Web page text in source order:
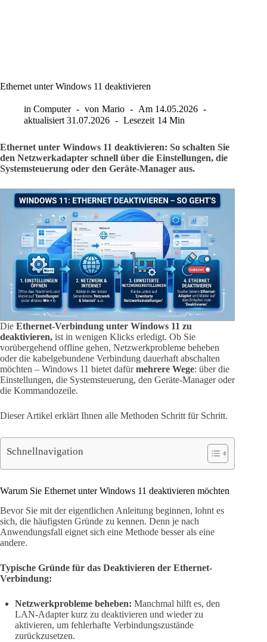
Ethernet unter Windows 11 deaktivieren
in Computer von Mario Am 14.05.2026
aktualisiert 31.07.2026 Lesezeit 14 Min
Ethernet unter Windows 11 deaktivieren: So schalten Sie
den Netzwerkadapter schnell über die Einstellungen, die
Systemsteuerung oder den Geräte-Manager aus.
Die Ethernet-Verbindung unter Windows 11 zu
deaktivieren, ist in wenigen Klicks erledigt. Ob Sie
vorübergehend offline gehen, Netzwerkprobleme beheben
oder die kabelgebundene Verbindung dauerhaft abschalten
möchten – Windows 11 bietet dafürmehrere Wege: über die
Einstellungen, die Systemsteuerung, den Geräte-Manager oder
die Kommandozeile.
Dieser Artikel erklärt Ihnen alle Methoden Schritt für Schritt.
Schnellnavigation
Warum Sie Ethernet unter Windows 11 deaktivieren möchten
Bevor Sie mit der eigentlichen Anleitung beginnen, lohnt es
sich, die häufigsten Gründe zu kennen. Denn je nach
Anwendungsfall eignet sich eine Methode besser als eine
andere.
Typische Gründe für das Deaktivieren der Ethernet-
Verbindung:
Netzwerkprobleme beheben: Manchmal hilft es, den
LAN-Adapter kurz zu deaktivieren und wieder zu
aktivieren, um fehlerhafte Verbindungszustände
zurückzusetzen.